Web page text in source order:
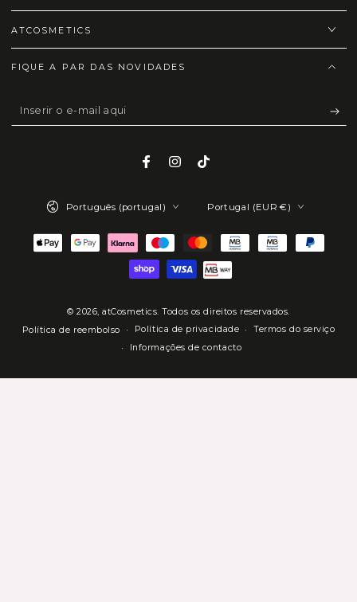
ATCOSMETICS
FIQUE A PAR DAS NOVIDADES
Inserir
o
Facebook
Instagram
TikTok
© 2026,atCosmetics . Todos os direitos reservados.
Política de reembolso
Política de privacidade
Termos do serviço
Informações de contacto
Português (portugal) Portugal (EUR €)
Métodos